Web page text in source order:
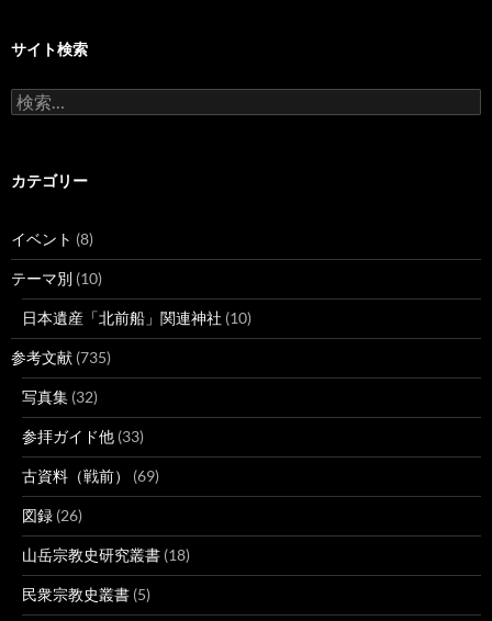
サイト検索
検
索:
カテゴリー
イベント (8)
テーマ別 (10)
日本遺産「北前船」関連神社 (10)
参考文献 (735)
写真集 (32)
参拝ガイド他 (33)
古資料（戦前） (69)
図録 (26)
山岳宗教史研究叢書 (18)
民衆宗教史叢書 (5)